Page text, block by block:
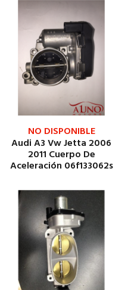
NO DISPONIBLE
Audi A3 Vw Jetta 2006
2011 Cuerpo De
Aceleración 06f133062s